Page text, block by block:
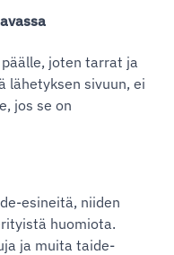
joten tarrat ja
lähetyksen sivuun, ei
jos se on
esineitä, niiden
huomiota.
ja muita taide-